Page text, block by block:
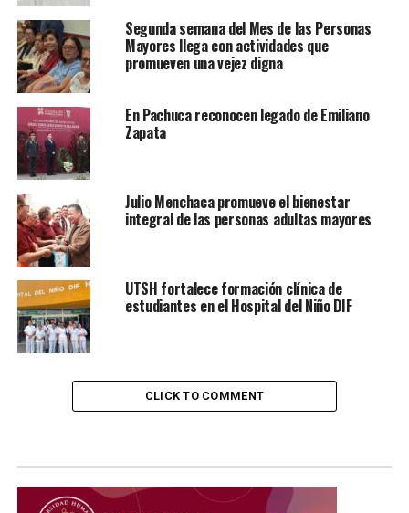
Segunda semana del Mes de las Personas
Mayores llega con actividades que
promueven una vejez digna
En Pachuca reconocen legado de Emiliano
Zapata
Julio Menchaca promueve el bienestar
integral de las personas adultas mayores
UTSH fortalece formación clínica de
estudiantes en el Hospital del Niño DIF
CLICK TO COMMENT